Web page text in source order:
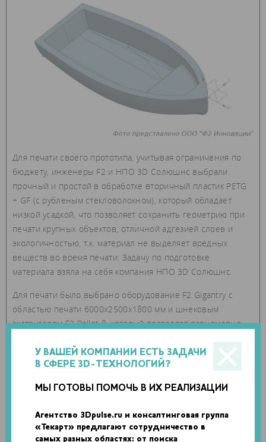
У ВАШЕЙ КОМПАНИИ ЕСТЬ ЗАДАЧИ
В СФЕРЕ 3D-ТЕХНОЛОГИЙ?
МЫ ГОТОВЫ ПОМОЧЬ В ИХ РЕАЛИЗАЦИИ
Агентство 3Dpulse.ru и консалтинговая группа
«Текарт» предлагают сотрудничество в
самых разных областях: от поиска
Для печати своего прототипа, учитывая ограничения по
бюджету, инженеры F2 и НПО 3D Солюшнc выбрали
прочный и простой в обработке вторичный пластик PETG
+ GF (с рубленым стекловолокном), который обладает
низкой усадкой, что позволяет сохранить геометрию при
печати крупных объектов, отличной адгезией слоев и
экологичностью, т.к. материал не выделяет вредных
веществ во время печати. Задачу по подготовке
материала взяла на себя компания НПО 3D Солюшнc.
Для печати было выбрано оборудование F2 Gigantry с
областью печати 6000x2500x1800 мм и шнековым
экструдером F2 Pellet 8, который позволяет равномерно
под углом 45° и 90°. F2 Pellet 8 способен обрабатывать до
10 кг материала в час, причем благодаря печати под 45°